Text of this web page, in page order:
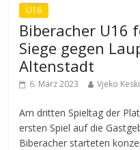
U16
Biberacher U16
Siege gegen
Altenstadt
6. März 2023 Vjeko
Am dritten Spieltag der
ersten Spiel auf die
Biberacher starteten